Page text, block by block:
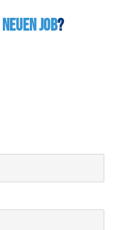
neuen Job?